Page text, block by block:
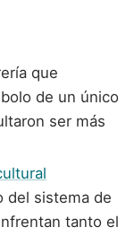
que
de un único
ser más
sistema de
tanto el